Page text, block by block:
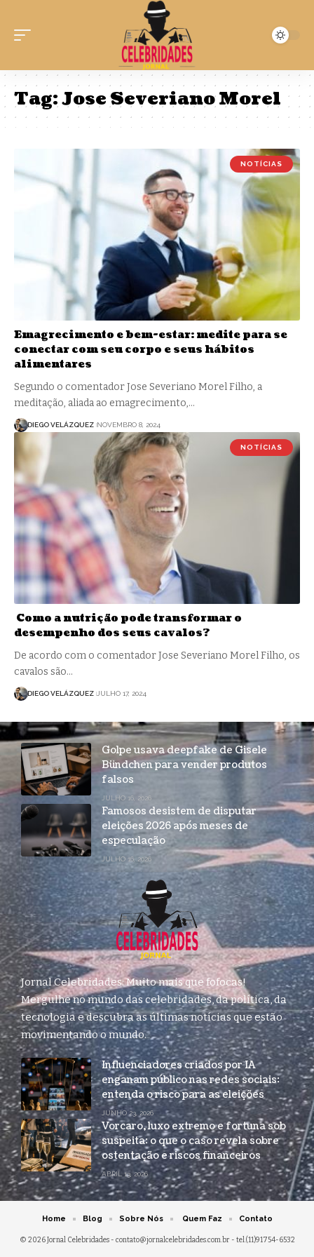
Tag:Jose Severiano Morel
NOTÍCIAS
Emagrecimento e bem-estar: medite para se
conectar com seu corpo e seus hábitos
alimentares
Segundo o comentador Jose Severiano Morel Filho, a
meditação, aliada ao emagrecimento,…
DIEGO VELÁZQUEZ NOVEMBRO 8, 2024
NOTÍCIAS
Como a nutrição pode transformar o
desempenho dos seus cavalos?
De acordo com o comentador Jose Severiano Morel Filho, os
cavalos são…
DIEGO VELÁZQUEZ JULHO 17, 2024
Golpe usava deepfake de Gisele
Bündchen para vender produtos
falsos
JULHO 16, 2026
Famosos desistem de disputar
eleições 2026 após meses de
especulação
JULHO 16, 2026
Jornal Celebridades: Muito mais que fofocas!
Mergulhe no mundo das celebridades, da política, da
tecnologia e descubra as últimas notícias que estão
movimentando o mundo.
Influenciadores criados por IA
enganam público nas redes sociais:
entenda o risco para as eleições
JUNHO 23, 2026
Vorcaro, luxo extremo e fortuna sob
suspeita: o que o caso revela sobre
ostentação e riscos financeiros
ABRIL 13, 2026
© 2026 Jornal Celebridades - contato@jornalcelebridades.com.br - tel.(11)91754-6532
Home Blog Sobre Nós Quem Faz Contato